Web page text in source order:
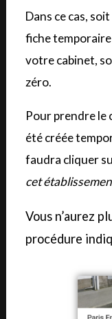
Dans ce cas,
fiche
votre cabinet,
zéro.
Pour prendre le
été créée
faudra cliquer
cet
Vous n’aurez
procédure